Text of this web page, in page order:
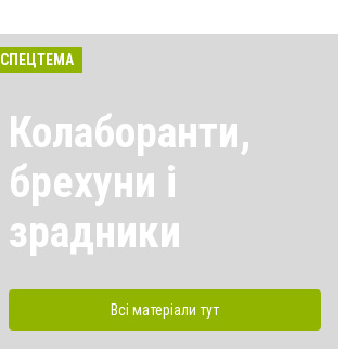
СПЕЦТЕМА
Колаборанти,
брехуни і
зрадники
Всі матеріали тут